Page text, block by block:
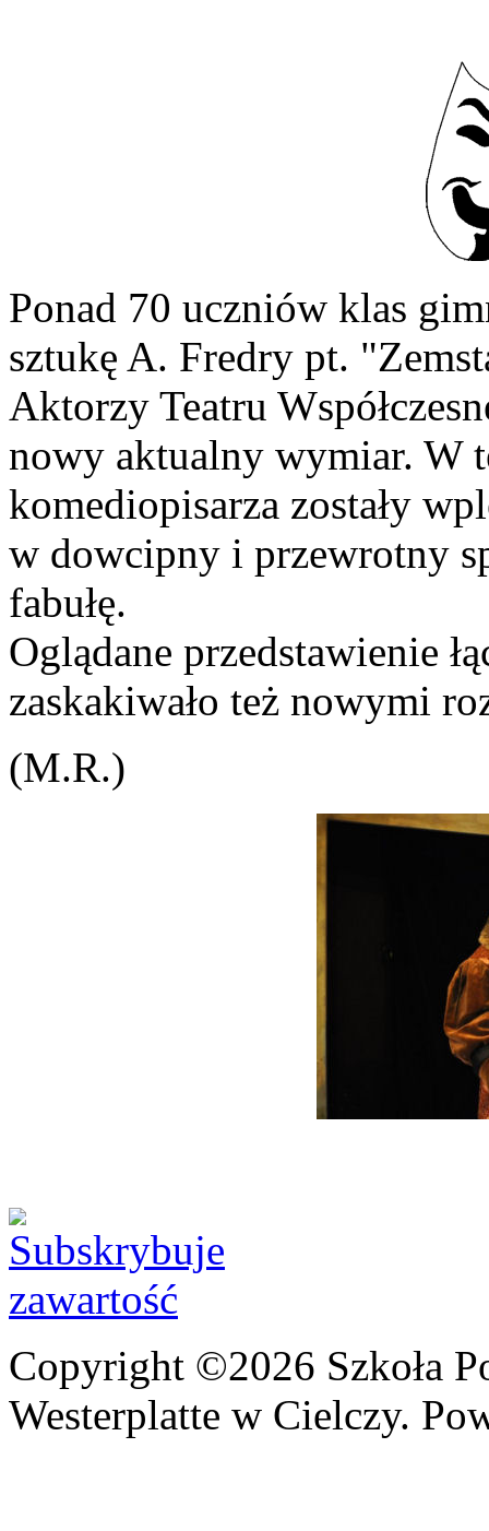
Ponad 70 uczniów klas
sztukę A. Fredry pt.
Aktorzy Teatru
nowy aktualny wymiar. W
komediopisarza zostały
w dowcipny i przewrotny
fabułę.
Oglądane przedstawienie
zaskakiwało też nowymi
(M.R.)
Copyright ©2026 Szkoła
Westerplatte w Cielczy.